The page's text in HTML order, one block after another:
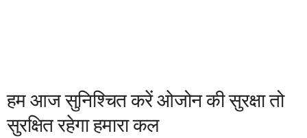
हम आज सुनिश्चित करें ओजोन की सुरक्षा तो
सुरक्षित रहेगा हमारा कल